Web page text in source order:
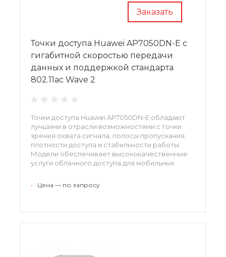
Заказать
Точки доступа Huawei AP7050DN-E с
гигабитной скоростью передачи
данных и поддержкой стандарта
802.11ac Wave 2
Точки доступа Huawei AP7050DN-E обладают
лучшими в отрасли возможностями с точки
зрения охвата сигнала, полосы пропускания,
плотности доступа и стабильности работы.
Модели обеспечивает высококачественные
услуги облачного доступа для мобильных
• Цена — по запросу